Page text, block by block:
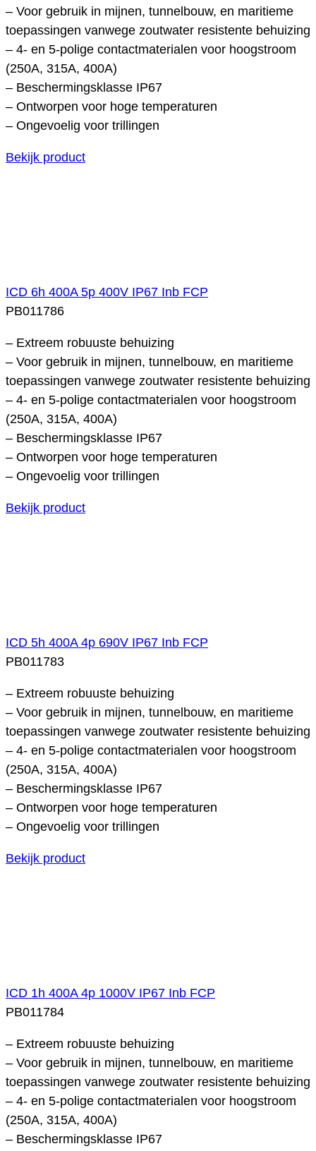
– Voor gebruik in mijnen, tunnelbouw, en maritieme
toepassingen vanwege zoutwater resistente behuizing
– 4- en 5-polige contactmaterialen voor hoogstroom
(250A, 315A, 400A)
– Beschermingsklasse IP67
– Ontworpen voor hoge temperaturen
– Ongevoelig voor trillingen
Bekijk product
ICD 6h 400A 5p 400V IP67 Inb FCP
PB011786
– Extreem robuuste behuizing
– Voor gebruik in mijnen, tunnelbouw, en maritieme
toepassingen vanwege zoutwater resistente behuizing
– 4- en 5-polige contactmaterialen voor hoogstroom
(250A, 315A, 400A)
– Beschermingsklasse IP67
– Ontworpen voor hoge temperaturen
– Ongevoelig voor trillingen
Bekijk product
ICD 5h 400A 4p 690V IP67 Inb FCP
PB011783
– Extreem robuuste behuizing
– Voor gebruik in mijnen, tunnelbouw, en maritieme
toepassingen vanwege zoutwater resistente behuizing
– 4- en 5-polige contactmaterialen voor hoogstroom
(250A, 315A, 400A)
– Beschermingsklasse IP67
– Ontworpen voor hoge temperaturen
– Ongevoelig voor trillingen
Bekijk product
ICD 1h 400A 4p 1000V IP67 Inb FCP
PB011784
– Extreem robuuste behuizing
– Voor gebruik in mijnen, tunnelbouw, en maritieme
toepassingen vanwege zoutwater resistente behuizing
– 4- en 5-polige contactmaterialen voor hoogstroom
(250A, 315A, 400A)
– Beschermingsklasse IP67